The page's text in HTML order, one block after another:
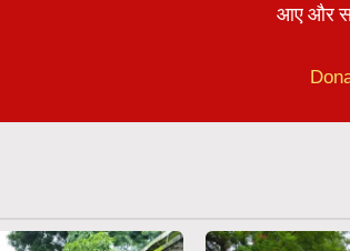
आए और